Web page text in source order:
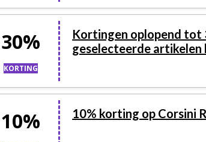
30%
KORTING
Kortingen oplopend tot
geselecteerde artikelen
10% 10% korting op Corsini